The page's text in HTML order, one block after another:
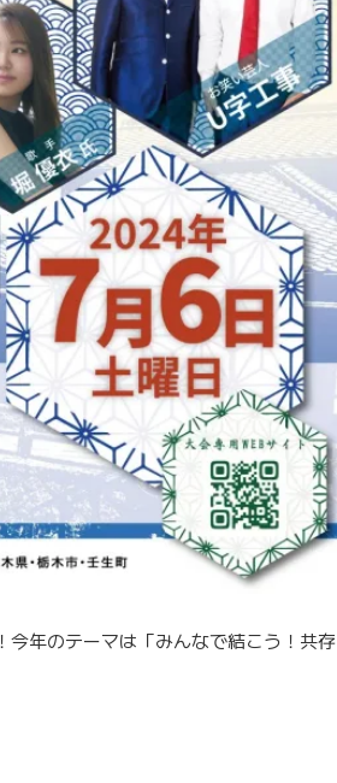
年のテーマは「みんなで結こう！共存